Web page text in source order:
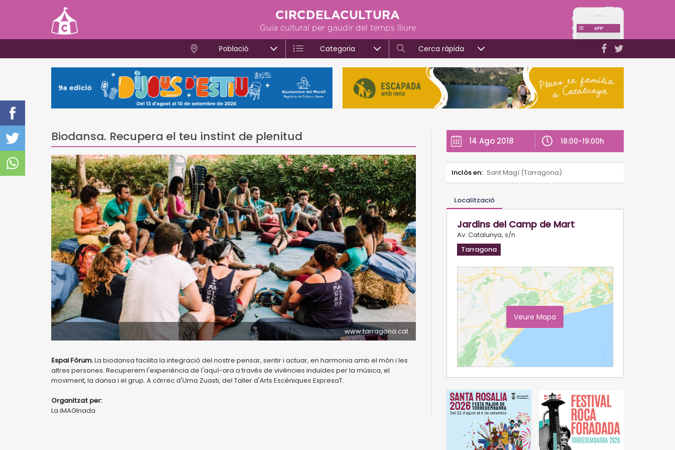
CIRCDELACULTURA
Guia cultural per gaudir del temps lliure
Població Categoria Cerca ràpida
Biodansa. Recupera el teu instint de plenitud
www.tarragona.cat
Espai Fòrum.La biodansa facilita la integració del nostre pensar, sentir i actuar, en harmonia amb el món i les
altres persones. Recuperem l'experiència de l'aquí-ara a través de vivències induïdes per la música, el
moviment, la dansa i el grup. A càrrec d'Uma Zuasti, del Taller d'Arts Escèniques ExpresaT.
Organitzat per:
La iMAGInada
14 Ago 2018 18:00-19:00h
Inclòs en: Sant Magí (Tarragona)
Localització
Jardins del Camp de Mart
Av. Catalunya, s/n
Tarragona
Veure Mapa